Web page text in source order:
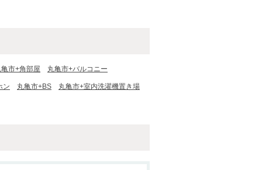
市+角部屋 丸亀市+バルコニー
ン 丸亀市+BS 丸亀市+室内洗濯機置き場